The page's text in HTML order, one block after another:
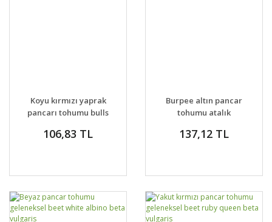
Koyu kırmızı yaprak
pancarı tohumu bulls
106,83 TL
Burpee altın pancar
tohumu atalık
137,12 TL